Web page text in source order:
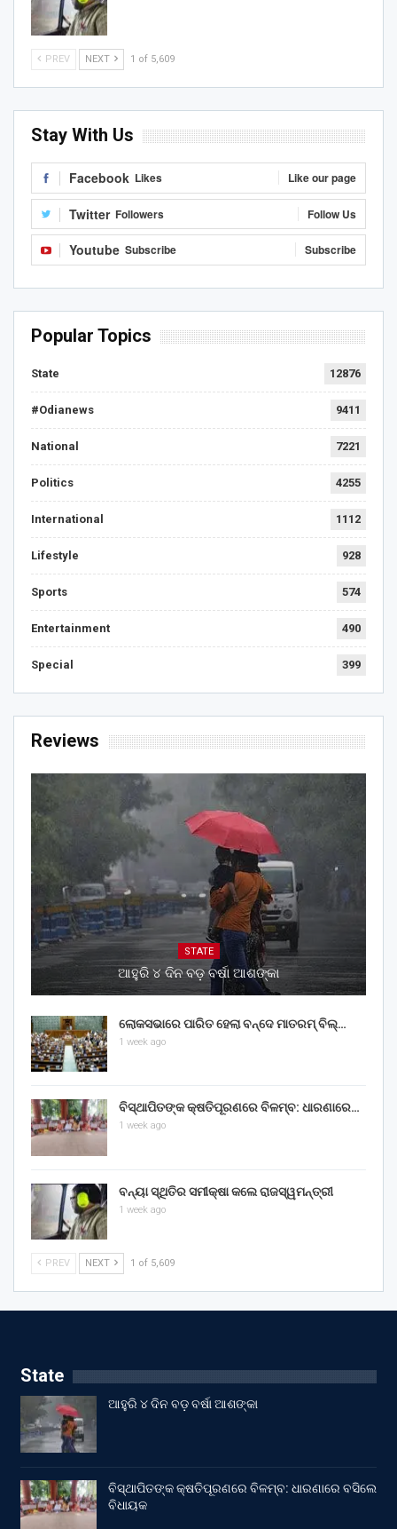
PREV NEXT 1 of 5,609
Stay With Us
Facebook Likes Like our page
Twitter Followers Follow Us
Youtube Subscribe Subscribe
Popular Topics
State 12876
#Odianews 9411
National 7221
Politics 4255
International 1112
Lifestyle 928
Sports 574
Entertainment 490
Special 399
Reviews
STATE
ଆହୁରି ୪ ଦିନ ବଡ଼ ବର୍ଷା ଆଶଙ୍କା
ଲୋକସଭାରେ ପାରିତ ହେଲା ବନ୍ଦେ ମାତରମ୍‌ ବିଲ୍‌…
1 week ago
ବିସ୍ଥାପିତଙ୍କ କ୍ଷତିପୂରଣରେ ବିଳମ୍ବ: ଧାରଣାରେ…
1 week ago
ବନ୍ୟା ସ୍ଥିତିର ସମୀକ୍ଷା କଲେ ରାଜସ୍ୱମନ୍ତ୍ରୀ
1 week ago
PREV NEXT 1 of 5,609
State
ଆହୁରି ୪ ଦିନ ବଡ଼ ବର୍ଷା ଆଶଙ୍କା
ବିସ୍ଥାପିତଙ୍କ କ୍ଷତିପୂରଣରେ ବିଳମ୍ବ: ଧାରଣାରେ ବସିଲେ
ବିଧାୟକ